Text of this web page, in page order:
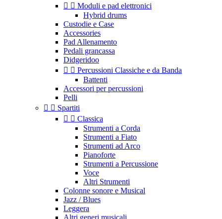
  Moduli e pad elettronici
Hybrid drums
Custodie e Case
Accessories
Pad Allenamento
Pedali grancassa
Didgeridoo
  Percussioni Classiche e da Banda
Battenti
Accessori per percussioni
Pelli
  Spartiti
  Classica
Strumenti a Corda
Strumenti a Fiato
Strumenti ad Arco
Pianoforte
Strumenti a Percussione
Voce
Altri Strumenti
Colonne sonore e Musical
Jazz / Blues
Leggera
Altri generi musicali